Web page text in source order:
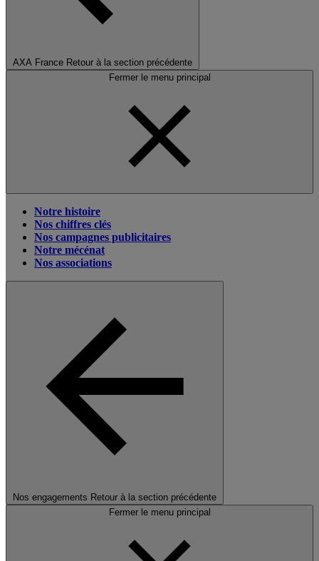
AXA France Retour à la section précédente
Fermer le menu principal
Notre histoire
Nos chiffres clés
Nos campagnes publicitaires
Notre mécénat
Nos associations
Nos engagements Retour à la section précédente
Fermer le menu principal